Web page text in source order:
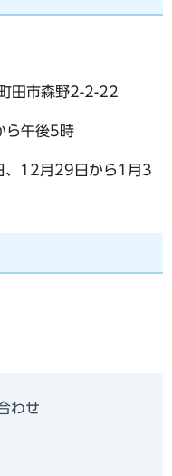
田市森野2-2-22
ら午後5時
、12月29日から1月3
わせ